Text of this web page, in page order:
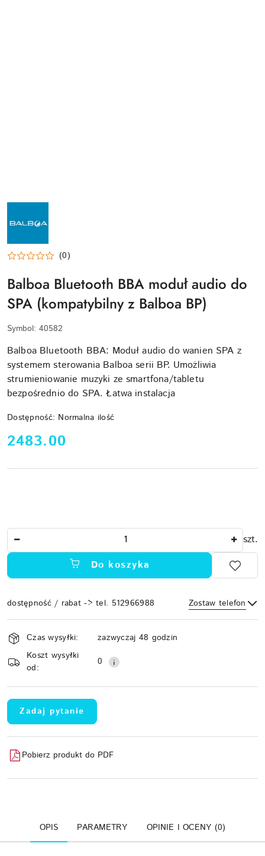
BALBOA-
(0)
Balboa Bluetooth BBA moduł audio do
SPA (kompatybilny z Balboa BP)
Symbol: 40582
Balboa Bluetooth BBA: Moduł audio do wanien SPA z
systemem sterowania Balboa serii BP. Umożliwia
strumieniowanie muzyki ze smartfona/tabletu
bezpośrednio do SPA. Łatwa instalacja
Dostępność: Normalna ilość
cena:
2483.00
szt.
Do koszyka
dostępność / rabat -> tel. 512966988 Zostaw telefon
Wyślij
Dostępność
i
dostawa
Czas wysyłki:
zazwyczaj 48 godzin
Koszt wysyłki
od:
0
Zadaj pytanie
Pobierz produkt do PDF
OPIS PARAMETRY OPINIE I OCENY (0)